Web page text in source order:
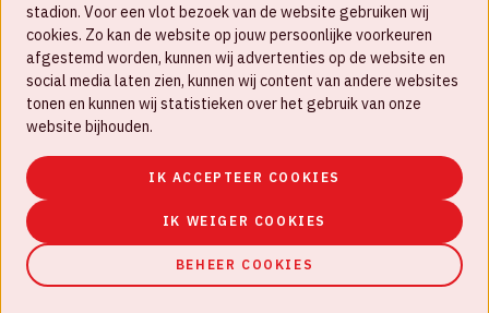
Werken bij
Disclaimer
stadion. Voor een vlot bezoek van de website gebruiken wij
cookies. Zo kan de website op jouw persoonlijke voorkeuren
afgestemd worden, kunnen wij advertenties op de website en
social media laten zien, kunnen wij content van andere websites
tonen en kunnen wij statistieken over het gebruik van onze
website bijhouden.
IK ACCEPTEER COOKIES
IK WEIGER COOKIES
BEHEER COOKIES